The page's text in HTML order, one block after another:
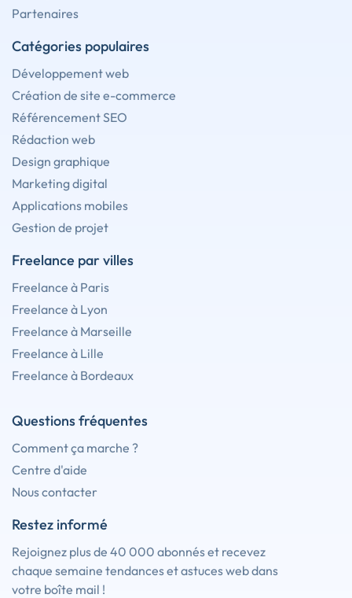
Partenaires
Catégories populaires
Développement web
Création de site e-commerce
Référencement SEO
Rédaction web
Design graphique
Marketing digital
Applications mobiles
Gestion de projet
Freelance par villes
Freelance à Paris
Freelance à Lyon
Freelance à Marseille
Freelance à Lille
Freelance à Bordeaux
Questions fréquentes
Comment ça marche ?
Centre d'aide
Nous contacter
Restez informé
Rejoignez plus de 40 000 abonnés et recevez
chaque semaine tendances et astuces web dans
votre boîte mail !